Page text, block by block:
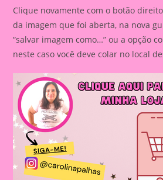
Clique novamente com o botão
da imagem que foi aberta, na nova
“salvar imagem como…” ou a opção
neste caso você deve colar no local